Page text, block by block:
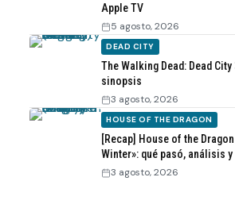
Apple TV
5 agosto, 2026
DEAD CITY
The Walking Dead: Dead
sinopsis
3 agosto, 2026
HOUSE OF THE DRAGON
[Recap] House of the
Winter»: qué pasó, análisis
3 agosto, 2026